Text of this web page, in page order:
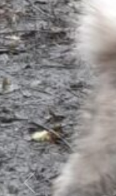
Unser Team
Unsere Treffen
Happy Sammys